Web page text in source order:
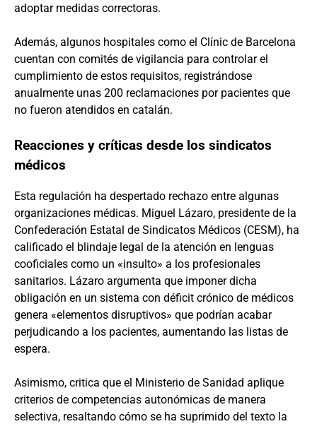
adoptar medidas correctoras.
Además, algunos hospitales como el Clínic de Barcelona
cuentan con comités de vigilancia para controlar el
cumplimiento de estos requisitos, registrándose
anualmente unas 200 reclamaciones por pacientes que
no fueron atendidos en catalán.
Reacciones y críticas desde los sindicatos
médicos
Esta regulación ha despertado rechazo entre algunas
organizaciones médicas. Miguel Lázaro, presidente de la
Confederación Estatal de Sindicatos Médicos (CESM), ha
calificado el blindaje legal de la atención en lenguas
cooficiales como un «insulto» a los profesionales
sanitarios. Lázaro argumenta que imponer dicha
obligación en un sistema con déficit crónico de médicos
genera «elementos disruptivos» que podrían acabar
perjudicando a los pacientes, aumentando las listas de
espera.
Asimismo, critica que el Ministerio de Sanidad aplique
criterios de competencias autonómicas de manera
selectiva, resaltando cómo se ha suprimido del texto la